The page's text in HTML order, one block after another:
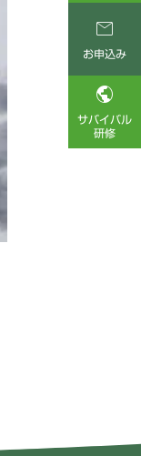

お申込み

サバイバル
研修